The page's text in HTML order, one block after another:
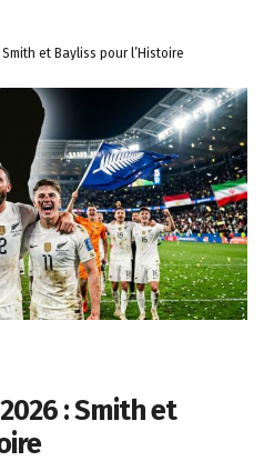
et Bayliss pour l’Histoire
: Smith et